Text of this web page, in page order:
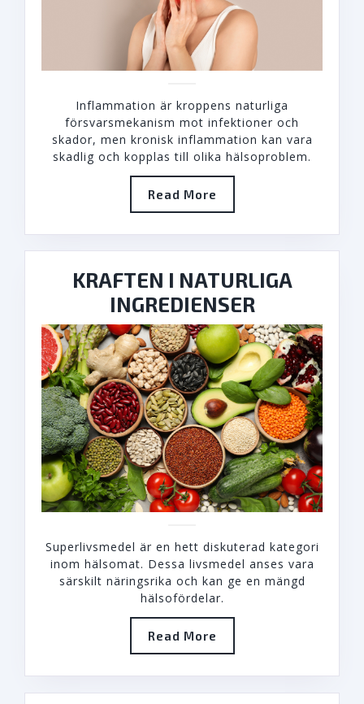
Inflammation är kroppens naturliga
försvarsmekanism mot infektioner och
skador, men kronisk inflammation kan vara
skadlig och kopplas till olika hälsoproblem.
Read More
More
KRAFTEN I NATURLIGA
INGREDIENSERKRAFTEN
I
Superlivsmedel är en hett diskuterad kategori
inom hälsomat. Dessa livsmedel anses vara
särskilt näringsrika och kan ge en mängd
hälsofördelar.
Read More
More